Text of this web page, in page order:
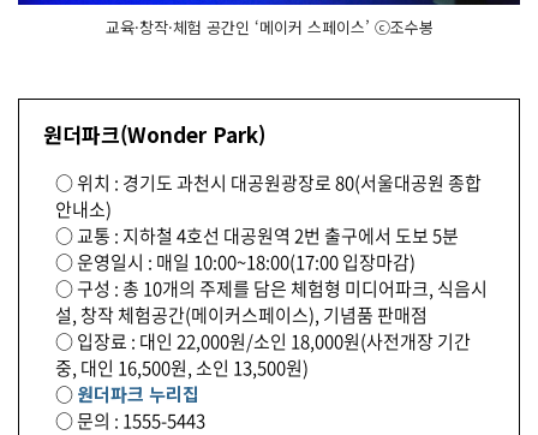
교육·창작·체험 공간인 ‘메이커 스페이스’ ⓒ조수봉
원더파크(Wonder Park)
○ 위치 : 경기도 과천시 대공원광장로 80(서울대공원 종합
안내소)
○ 교통 : 지하철 4호선 대공원역 2번 출구에서 도보 5분
○ 운영일시 : 매일 10:00~18:00(17:00 입장마감)
○ 구성 : 총 10개의 주제를 담은 체험형 미디어파크, 식음시
설, 창작 체험공간(메이커스페이스), 기념품 판매점
○ 입장료 : 대인 22,000원/소인 18,000원(사전개장 기간
중, 대인 16,500원, 소인 13,500원)
○원더파크 누리집
○ 문의 : 1555-5443